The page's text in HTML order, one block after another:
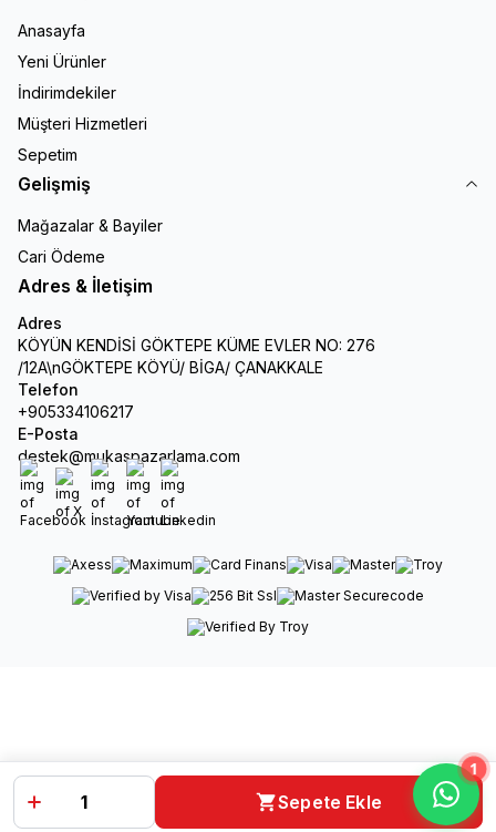
1
Sepete Ekle
Anasayfa
Yeni Ürünler
İndirimdekiler
Müşteri Hizmetleri
Sepetim
Gelişmiş
Mağazalar & Bayiler
Cari Ödeme
Adres & İletişim
Adres
KÖYÜN KENDİSİ GÖKTEPE KÜME EVLER NO: 276
/12A\nGÖKTEPE KÖYÜ/ BİGA/ ÇANAKKALE
Telefon
+905334106217
E-Posta
destek@mukaspazarlama.com
Facebook
X İnstagram
Youtube